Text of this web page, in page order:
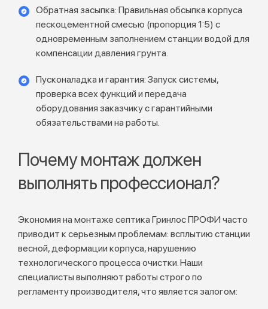
Обратная засыпка: Правильная обсыпка корпуса
пескоцементной смесью (пропорция 1:5) с
одновременным заполнением станции водой для
компенсации давления грунта.
Пусконаладка и гарантия: Запуск системы,
проверка всех функций и передача
оборудования заказчику с гарантийными
обязательствами на работы.
Почему монтаж должен
выполнять профессионал?
Экономия на монтаже септика Гринлос ПРОФИ часто
приводит к серьезным проблемам: всплытию станции
весной, деформации корпуса, нарушению
технологического процесса очистки. Наши
специалисты выполняют работы строго по
регламенту производителя, что является залогом: